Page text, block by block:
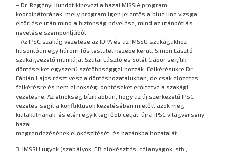
– Dr. Regényi Kundot kinevezi a hazai MISSIA program
koordinátorának, mely program igen jelentős a blue line vizsga
eltörlése után mind a biztonság növelése, mind az utánpótlás
nevelése szempontjából.
– Az IPSC szakág vezetése az IDPA és az IMSSU szakágakhoz
hasonlóan egy három fős testület kezébe kerül. Simon László
szakágvezető munkáját Szalai László és Sötét Gábor segítik,
döntéseiket egyszerű szótöbbséggel hozzák. Felkérésükre Dr.
Fábián Lajos részt vesz a döntéshozatalukban, de csak előzetes
felkérésre és nem elnökségi döntéseket erőltetve a szakági
vezetésre. Az elnökség bízik abban, hogy az új szerkezetű IPSC
vezetés segít a konfliktusok kezelésében mielőtt azok még
kialakulnának, és eléri egyik legfőbb célját, újra IPSC világverseny
hazai
megrendezésének előkészítését, és hazánkba hozatalát.
3. IMSSU ügyek (szabályok, EB előkészítés, célanyagok, stb.,